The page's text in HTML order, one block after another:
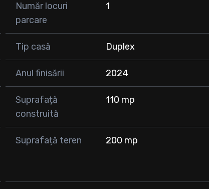
– 235.000 €
euro
ca investiție, beneficiind de o zonă liniștită, cu acces
Număr locuri
parcare
1
Tip casă Duplex
Anul finisării 2024
Suprafață
construită
110 mp
Suprafață teren 200 mp